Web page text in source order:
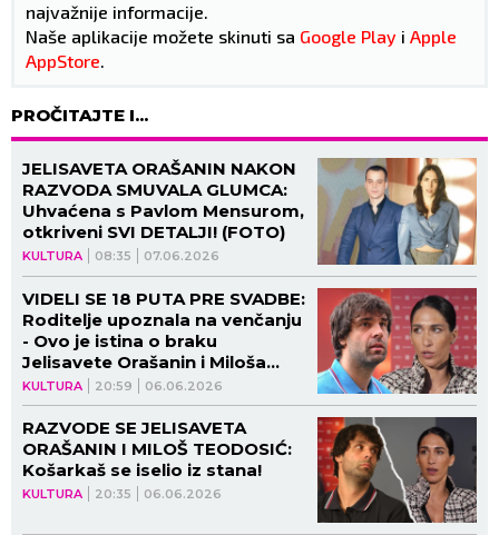
najvažnije informacije.
Naše aplikacije možete skinuti sa Google Play i Apple
AppStore.
PROČITAJTE I...
KULTURA 08:35 07.06.2026
JELISAVETA ORAŠANIN NAKON
RAZVODA SMUVALA GLUMCA:
Uhvaćena s Pavlom Mensurom,
otkriveni SVI DETALJI! (FOTO)
KULTURA 20:59 06.06.2026
VIDELI SE 18 PUTA PRE SVADBE:
Roditelje upoznala na venčanju
- Ovo je istina o braku
Jelisavete Orašanin i Miloša
Teodosića!
KULTURA 20:35 06.06.2026
RAZVODE SE JELISAVETA
ORAŠANIN I MILOŠ TEODOSIĆ:
Košarkaš se iselio iz stana!